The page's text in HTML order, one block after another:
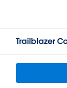
Trailblazer